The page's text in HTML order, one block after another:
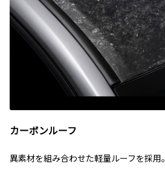
カーボンルーフ
異素材を組み合わせた軽量ルーフを採用。